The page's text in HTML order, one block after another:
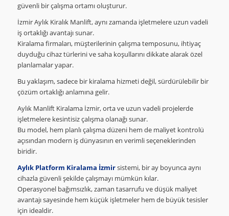
güvenli bir çalışma ortamı oluşturur.
İzmir Aylık Kiralık Manlift, aynı zamanda işletmelere uzun vadeli
iş ortaklığı avantajı sunar.
Kiralama firmaları, müşterilerinin çalışma temposunu, ihtiyaç
duyduğu cihaz türlerini ve saha koşullarını dikkate alarak özel
planlamalar yapar.
Bu yaklaşım, sadece bir kiralama hizmeti değil, sürdürülebilir bir
çözüm ortaklığı anlamına gelir.
Aylık Manlift Kiralama İzmir, orta ve uzun vadeli projelerde
işletmelere kesintisiz çalışma olanağı sunar.
Bu model, hem planlı çalışma düzeni hem de maliyet kontrolü
açısından modern iş dünyasının en verimli seçeneklerinden
biridir.
Aylık Platform Kiralama İzmirsistemi, bir ay boyunca aynı
cihazla güvenli şekilde çalışmayı mümkün kılar.
Operasyonel bağımsızlık, zaman tasarrufu ve düşük maliyet
avantajı sayesinde hem küçük işletmeler hem de büyük tesisler
için idealdir.